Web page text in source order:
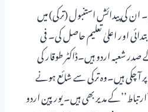
ان کی پیدائش استنبول (ترکی) میں
اور اعلیٰ تعلیم حاصل کی۔ فی
شعبہ اردو ہیں۔ڈاکٹر طوقار کی
آ چکی ہیں۔وہ ترکی سے شائع ہونے
مدیر بھی ہیں۔ یورپین اردو